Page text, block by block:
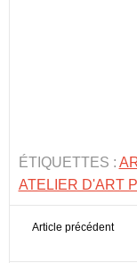
ÉTIQUETTES :
ATELIER D'ART
Article précédent